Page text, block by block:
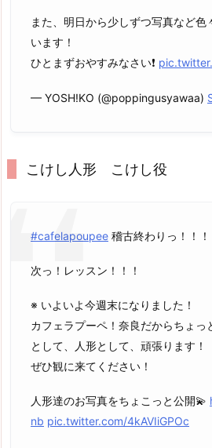
また、明日から少しずつ写真など色
います！
ひとまずおやすみなさい❗️
— YOSH!KO (@poppingusyawaa)
こけし人形 こけし役
#cafelapoupee 稽古終わりっ！！！
次っ！レッスン！！！
※ いよいよ今週末になりました！
カフェラプーペ！奈良だからちょっ
として、人形として、頑張ります！
ぜひ観に来てください！
人形達のお写真をちょこっと公開💫
nb pic.twitter.com/4kAVIiGPOc